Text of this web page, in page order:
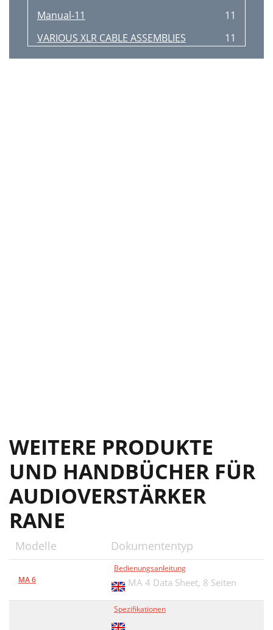
Manual-11
11
VARIOUS XLR CABLE ASSEMBLIES
11
Manual-12
12
WEITERE PRODUKTE
UND HANDBÜCHER FÜR
AUDIOVERSTÄRKER
RANE
Modelle Dokumententyp
MA 6
Bedienungsanleitung
MA 4 Data Sheet, 8 Seiten
Spezifikationen